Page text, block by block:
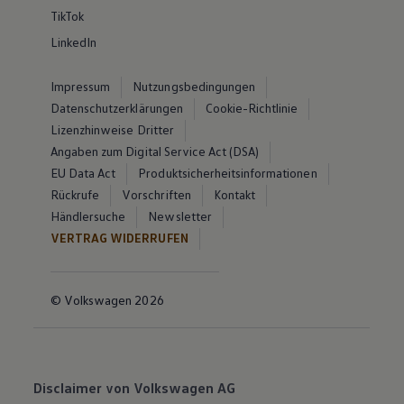
TikTok
LinkedIn
Impressum
Nutzungsbedingungen
Datenschutzerklärungen
Cookie-Richtlinie
Lizenzhinweise Dritter
Angaben zum Digital Service Act (DSA)
EU Data Act
Produktsicherheitsinformationen
Rückrufe
Vorschriften
Kontakt
Händlersuche
Newsletter
VERTRAG WIDERRUFEN
© Volkswagen 2026
Disclaimer von Volkswagen AG